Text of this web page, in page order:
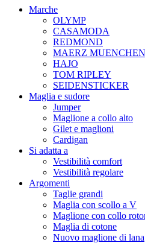
Marche
OLYMP
CASAMODA
REDMOND
MAERZ MUENCHEN
HAJO
TOM RIPLEY
SEIDENSTICKER
Maglia e sudore
Jumper
Maglione a collo alto
Gilet e maglioni
Cardigan
Si adatta a
Vestibilità comfort
Vestibilità regolare
Argomenti
Taglie grandi
Maglia con scollo a V
Maglione con collo
Maglia di cotone
Nuovo maglione di lana